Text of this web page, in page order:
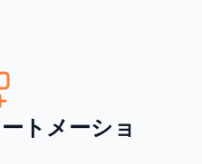
トメーショ